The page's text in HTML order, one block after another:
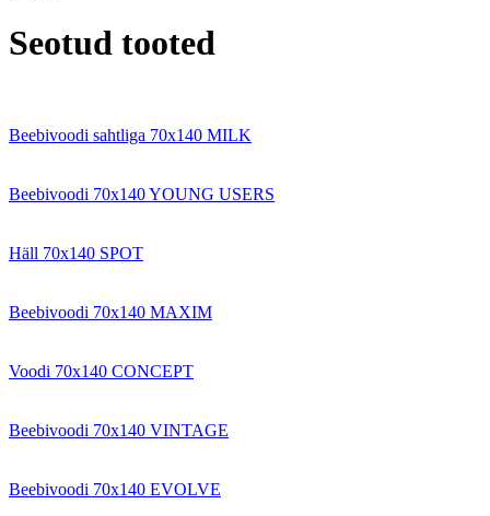
Seotud tooted
Beebivoodi sahtliga 70x140 MILK
Beebivoodi 70x140 YOUNG USERS
Häll 70x140 SPOT
Beebivoodi 70x140 MAXIM
Voodi 70x140 CONCEPT
Beebivoodi 70x140 VINTAGE
Beebivoodi 70x140 EVOLVE